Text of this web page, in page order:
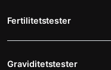
Fertilitetstester
Graviditetstester